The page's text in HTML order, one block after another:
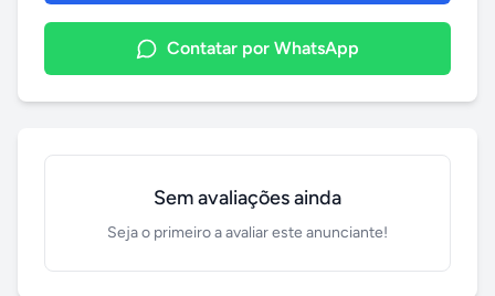
Contatar por WhatsApp
Sem avaliações ainda
Seja o primeiro a avaliar este anunciante!